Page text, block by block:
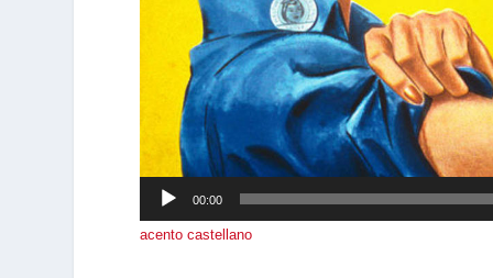
00:00
acento castellano